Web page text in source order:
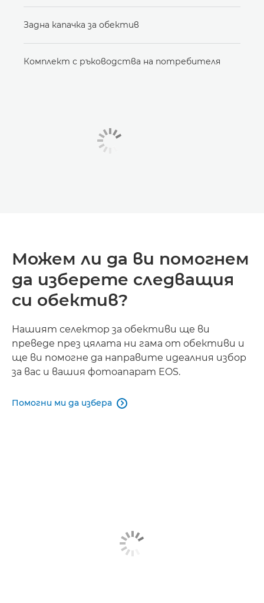
Задна капачка за обектив
Комплект с ръководства на потребителя
Можем ли да ви помогнем
да изберете следващия
си обектив?
Нашият селектор за обективи ще ви
преведе през цялата ни гама от обективи и
ще ви помогне да направите идеалния избор
за вас и вашия фотоапарат EOS.
Помогни ми да избера 